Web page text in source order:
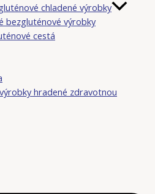
chladené výrobky
bezgluténové výrobky
cestá
hradené zdravotnou